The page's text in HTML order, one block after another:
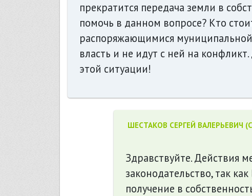
прекратится передача земли в
помочь в данном вопросе? Кто
распоряжающимися
власть и не идут с ней на
этой ситуации!
ШЕСТАКОВ СЕРГЕЙ ВАЛЕРЬЕВИЧ
Здравствуйте. Действия
законодательство, так
получение в